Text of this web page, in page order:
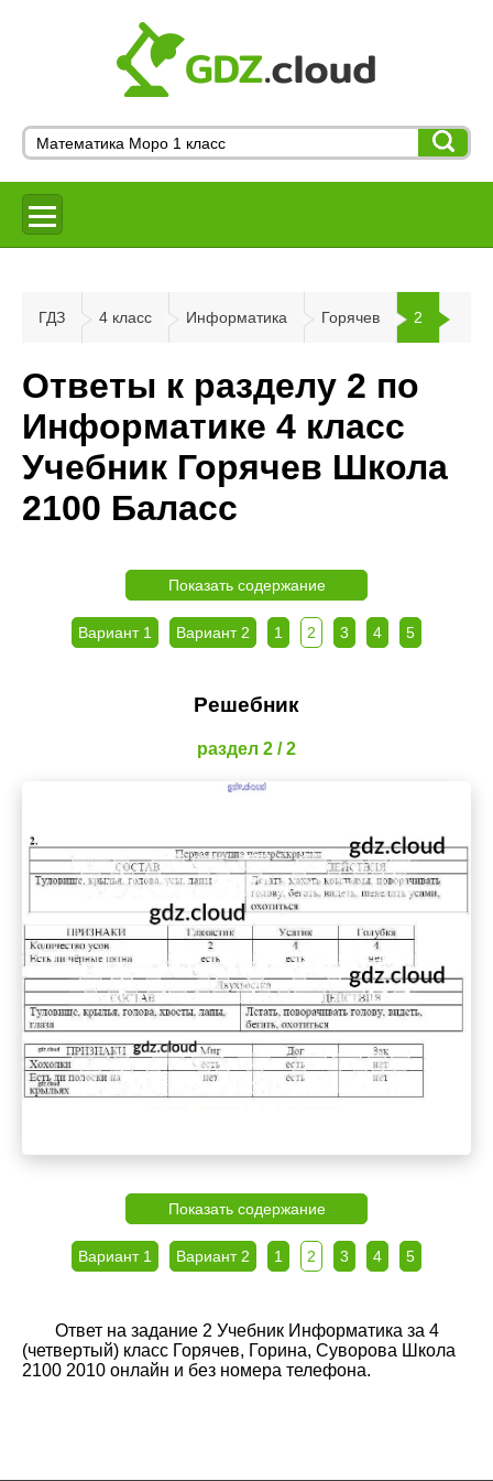
ГДЗ 4 класс Информатика Горячев 2
Ответы к разделу 2 по
Информатике 4 класс
Учебник Горячев Школа
2100 Баласс
Показать содержание
Вариант 1 Вариант 2 1 2 3 4 5
Решебник
раздел 2 / 2
Показать содержание
Вариант 1 Вариант 2 1 2 3 4 5
Ответ на задание 2 Учебник Информатика за 4
(четвертый) класс Горячев, Горина, Суворова Школа
2100 2010 онлайн и без номера телефона.